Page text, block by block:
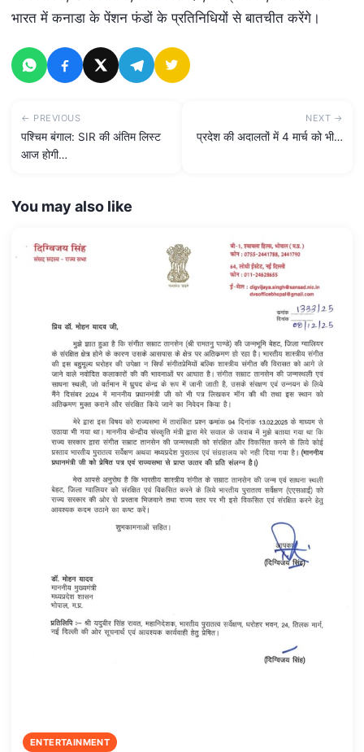
भारत में कनाडा के पेंशन फंडों के प्रतिनिधियों से बातचीत करेंगे।
← PREVIOUS
पश्चिम बंगाल: SIR की अंतिम लिस्ट
आज होगी…
NEXT →
प्रदेश की अदालतों में 4 मार्च को भी…
You may also like
ENTERTAINMENT